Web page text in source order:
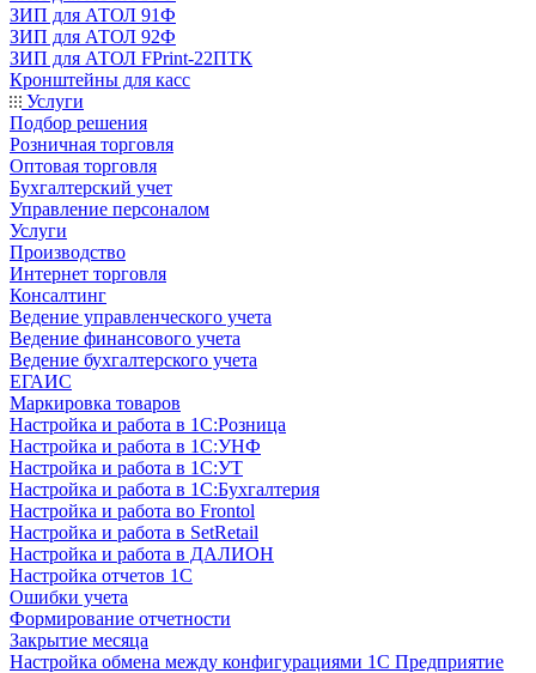
ЗИП для АТОЛ 91Ф
ЗИП для АТОЛ 92Ф
ЗИП для АТОЛ FPrint-22ПТК
Кронштейны для касс
Услуги
Подбор решения
Розничная торговля
Оптовая торговля
Бухгалтерский учет
Управление персоналом
Услуги
Производство
Интернет торговля
Консалтинг
Ведение управленческого учета
Ведение финансового учета
Ведение бухгалтерского учета
ЕГАИС
Маркировка товаров
Настройка и работа в 1С:Розница
Настройка и работа в 1С:УНФ
Настройка и работа в 1С:УТ
Настройка и работа в 1С:Бухгалтерия
Настройка и работа во Frontol
Настройка и работа в SetRetail
Настройка и работа в ДАЛИОН
Настройка отчетов 1С
Ошибки учета
Формирование отчетности
Закрытие месяца
Настройка обмена между конфигурациями 1С Предприятие